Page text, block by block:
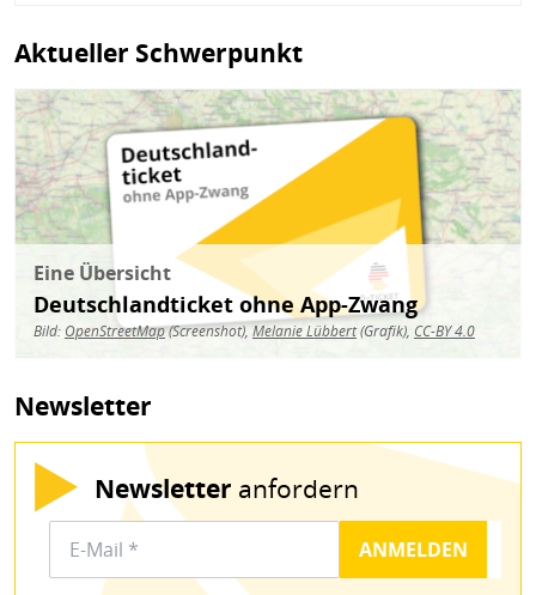
Aktueller Schwerpunkt
Bild
Eine Übersicht
Deutschlandticket ohne App-Zwang
Bild: OpenStreetMap(Screenshot),Melanie Lübbert(Grafik), CC-BY 4.0
Newsletter
Newsletter anfordern